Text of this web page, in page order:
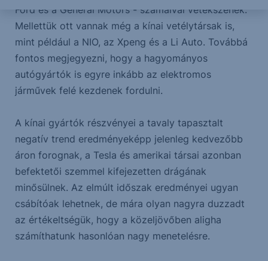
Ford és a General Motors - számaival vetekszenek.
Mellettük ott vannak még a kínai vetélytársak is,
mint például a NIO, az Xpeng és a Li Auto. Továbbá
fontos megjegyezni, hogy a hagyományos
autógyártók is egyre inkább az elektromos
járművek felé kezdenek fordulni.
A kínai gyártók részvényei a tavaly tapasztalt
negatív trend eredményeképp jelenleg kedvezőbb
áron forognak, a Tesla és amerikai társai azonban
befektetői szemmel kifejezetten drágának
minősülnek. Az elmúlt időszak eredményei ugyan
csábítóak lehetnek, de mára olyan nagyra duzzadt
az értékeltségük, hogy a közeljövőben aligha
számíthatunk hasonlóan nagy menetelésre.